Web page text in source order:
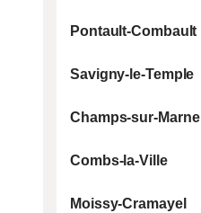
Pontault-Combault
Savigny-le-Temple
Champs-sur-Marne
Combs-la-Ville
Moissy-Cramayel